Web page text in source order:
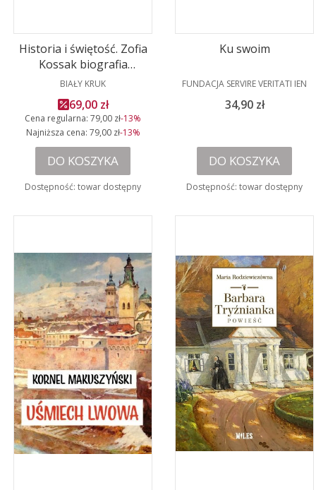
Historia i świętość. Zofia
Kossak biografia
ilustrowana
PRODUCENT
BIAŁY KRUK
Cena promocyjna
69,00 zł
Cena regularna: 79,00 zł-13%
Najniższa cena: 79,00 zł-13%
DO KOSZYKA
Dostępność: towar dostępny
Ku swoim
PRODUCENT
FUNDACJA SERVIRE VERITATI IEN
Cena
34,90 zł
DO KOSZYKA
Dostępność: towar dostępny